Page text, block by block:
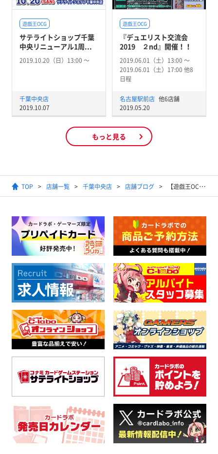
遊戯王OCG
サテライトショップ千葉
中央リニューアル1周...
2019.10.20（日）13:00 〜
千葉中央店
2019.10.07
遊戯王OCG
『デュエリスト交流会
2019 ２nd』開催！！
2019.06.01（土）13:00 〜
2019.06.01（土）17:00 他8
日程
名古屋駅前店 他6店舗
2019.05.20
もっと見る
TOP 店舗一覧 千葉中央店 店舗ブログ 【遊戯王OCG】ランキングデュエル（マッチ戦・1デュエル戦）優勝者デッキレシピ (8月4日～8月10日開催分)